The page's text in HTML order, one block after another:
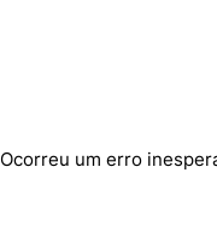
Ocorreu um erro